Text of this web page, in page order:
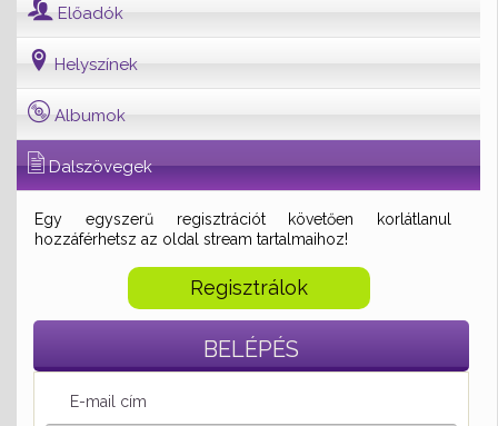
Előadók
Helyszínek
Albumok
Dalszövegek
Egy egyszerű regisztrációt követően korlátlanul
hozzáférhetsz az oldal stream tartalmaihoz!
Regisztrálok
BELÉPÉS
E-mail cím